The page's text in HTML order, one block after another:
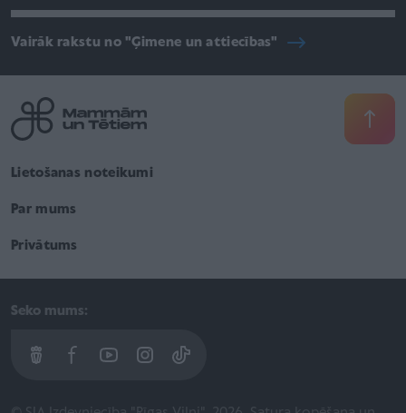
Vairāk rakstu no "Ģimene un attiecības"
Lietošanas noteikumi
Par mums
Privātums
Seko mums: